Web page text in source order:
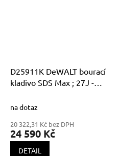
D25911K DeWALT bourací
kladivo SDS Max ; 27J -
na dotaz
20 322,31 Kč bez DPH
24 590 Kč
DETAIL